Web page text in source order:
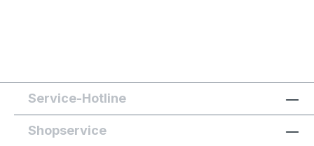
Service-Hotline
Shopservice